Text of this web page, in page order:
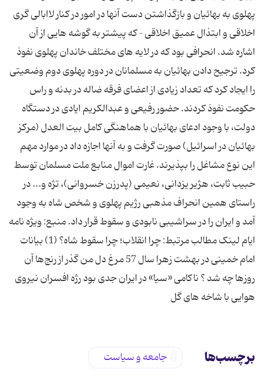
برچسب‌ها جامعه و سیاست